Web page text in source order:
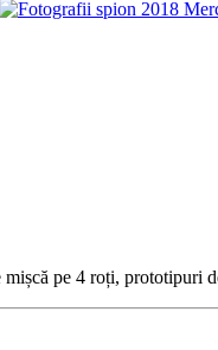
pe 4 roți, prototipuri